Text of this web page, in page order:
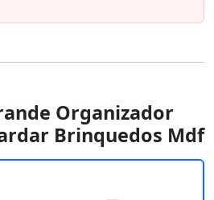
Organizador
Brinquedos Mdf